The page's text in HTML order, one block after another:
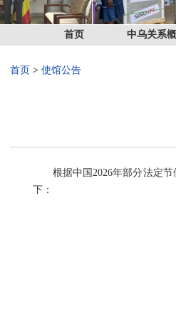
首页 中乌关系
首页 > 使馆公告
根据中国2026年部分法定
下：